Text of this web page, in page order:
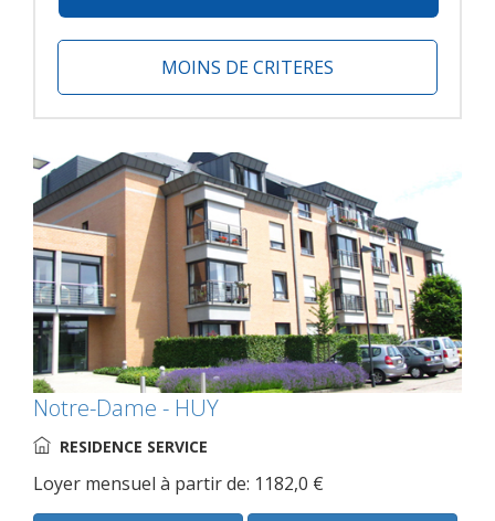
MOINS DE CRITERES
Notre-Dame - HUY
RESIDENCE SERVICE
Loyer mensuel à partir de: 1182,0 €